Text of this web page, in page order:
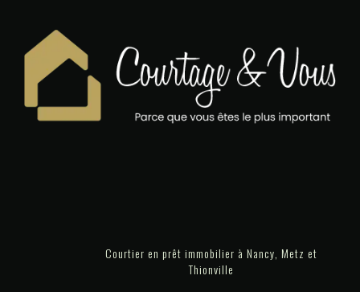
Courtier en prêt immobilier à Nancy, Metz et
Thionville